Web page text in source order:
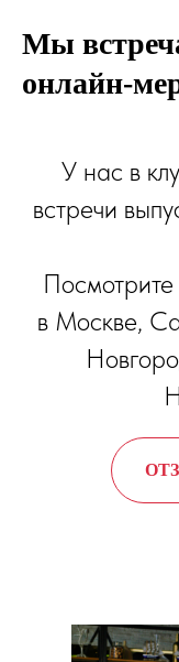
Мы
онлайн-
У нас в
встречи
в Москве,